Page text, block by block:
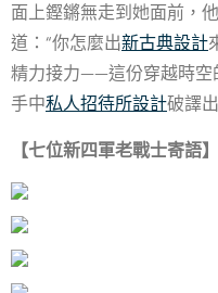
面上鏗鏘無走到她面前，
道：“你怎麼出新古典設計
精力接力——這份穿越時空
手中私人招待所設計破譯
【七位新四軍老戰士寄語】